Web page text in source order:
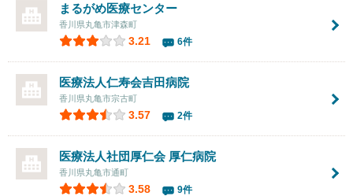
まるがめ医療センター
香川県丸亀市津森町
3.21 6件
医療法人仁寿会吉田病院
香川県丸亀市宗古町
3.57 2件
医療法人社団厚仁会 厚仁病院
香川県丸亀市通町
3.58 9件